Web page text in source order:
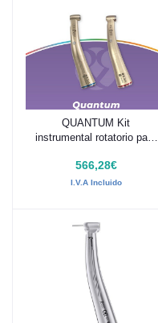
Añadir al carrito
QUANTUM Kit
instrumental rotatorio para
Woodpecker
566,28€
I.V.A Incluido